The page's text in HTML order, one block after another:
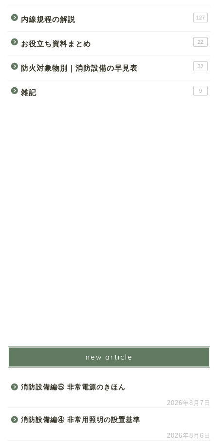
内線規程の解説 127
お役立ち資料まとめ 22
防火対象物別｜消防設備の早見表 32
雑記 9
new article
消防設備編⑤ 非常電源のきほん
2026年8月7日
消防設備編④ 非常用照明の設置基準
2026年8月6日